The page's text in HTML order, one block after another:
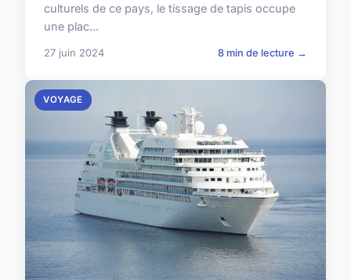
culturels de ce pays, le tissage de tapis occupe
une plac...
27 juin 2024 8 min de lecture →
VOYAGE